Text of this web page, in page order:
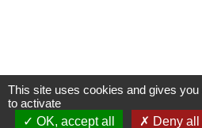
This site uses cookies and gives
to activate
OK, accept all
Deny